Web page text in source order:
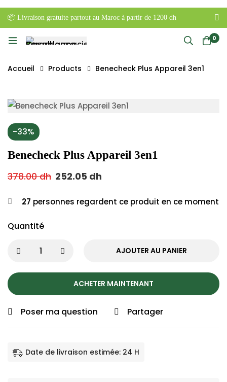
📦 Livraison gratuite partout au Maroc à partir de 1200 dh
0
Accueil Products Benecheck Plus Appareil 3en1
-33%
Benecheck Plus Appareil 3en1
378.00dh 252.05 dh
27 personnes regardent ce produit en ce moment
Quantité
AJOUTER AU PANIER
ACHETER MAINTENANT
Poser ma question Partager
Date de livraison estimée: 24 H